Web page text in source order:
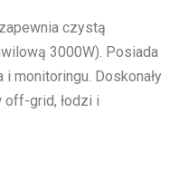
czystą
3000W). Posiada
monitoringu. Doskonały
off-grid, łodzi i